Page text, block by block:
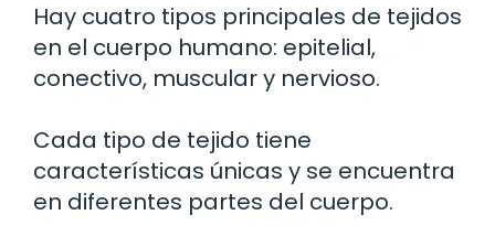
Hay cuatro tipos principales de tejidos
en el cuerpo humano: epitelial,
conectivo, muscular y nervioso.
Cada tipo de tejido tiene
características únicas y se encuentra
en diferentes partes del cuerpo.